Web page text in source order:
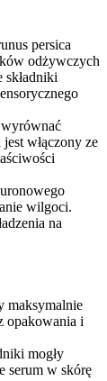
persica
odżywczych
składniki
włączony ze
wilgoci.
na
maksymalnie
opakowania i
mogły
serum w skórę